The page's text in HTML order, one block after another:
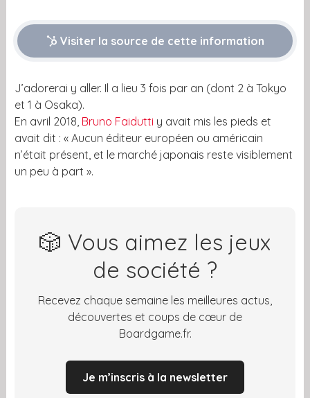
Visiter la source de cette information
J’adorerai y aller. Il a lieu 3 fois par an (dont 2 à Tokyo
et 1 à Osaka).
En avril 2018, Bruno Faidutti y avait mis les pieds et
avait dit : « Aucun éditeur européen ou américain
n’était présent, et le marché japonais reste visiblement
un peu à part ».
🎲 Vous aimez les jeux
de société ?
Recevez chaque semaine les meilleures actus,
découvertes et coups de cœur de
Boardgame.fr.
Je m’inscris à la newsletter